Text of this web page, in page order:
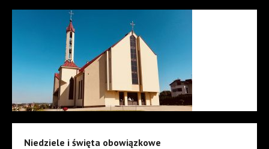
Niedziele i święta obowiązkowe